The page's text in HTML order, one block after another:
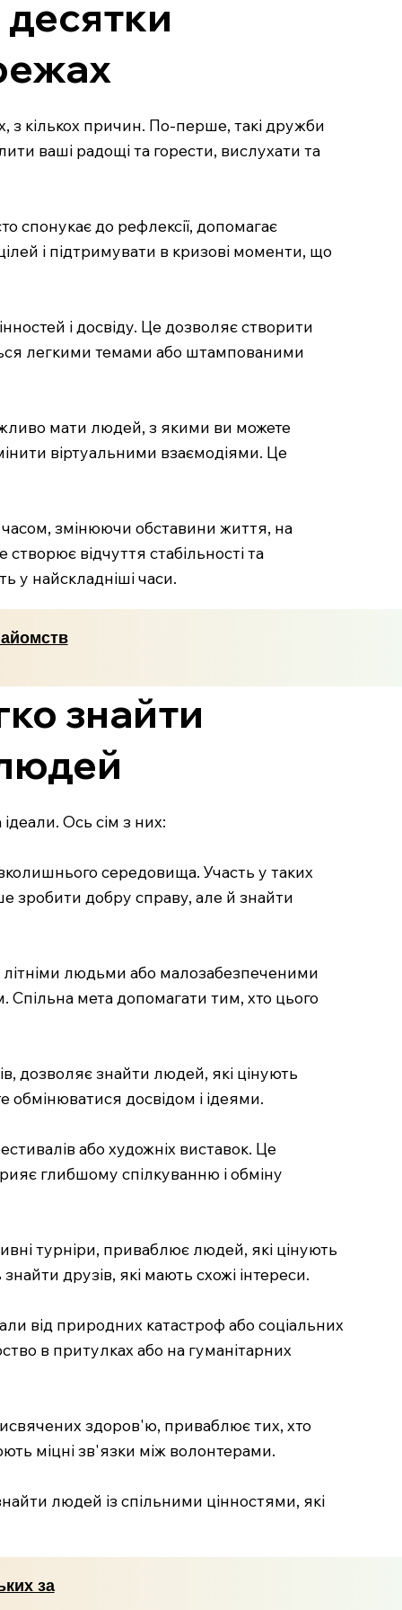
десятки
з кількох причин. По-перше, такі дружби
ваші радощі та горести, вислухати та
спонукає до рефлексії, допомагає
і підтримувати в кризові моменти, що
і досвіду. Це дозволяє створити
легкими темами або штампованими
мати людей, з якими ви можете
віртуальними взаємодіями. Це
змінюючи обставини життя, на
відчуття стабільності та
у найскладніші часи.
знайти
Ось сім з них:
середовища. Участь у таких
зробити добру справу, але й знайти
літніми людьми або малозабезпеченими
Спільна мета допомагати тим, хто цього
дозволяє знайти людей, які цінують
обмінюватися досвідом і ідеями.
або художніх виставок. Це
глибшому спілкуванню і обміну
турніри, приваблює людей, які цінують
друзів, які мають схожі інтереси.
від природних катастроф або соціальних
в притулках або на гуманітарних
здоров'ю, приваблює тих, хто
міцні зв'язки між волонтерами.
людей із спільними цінностями, які
за